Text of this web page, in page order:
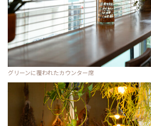
グリーンに覆われたカウンター席